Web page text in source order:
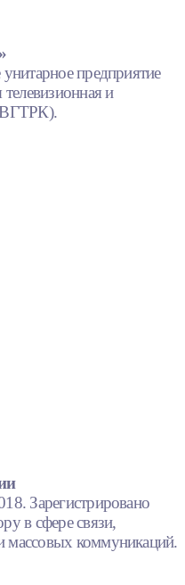
предприятие
телевизионная и
Зарегистрировано
в сфере связи,
массовых коммуникаций.